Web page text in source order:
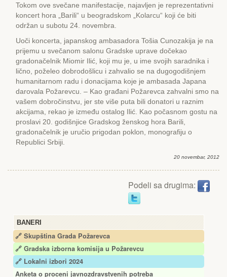
BANERI
🔗 Skupština Grada Požarevca
🔗 Gradska izborna komisija u Požarevcu
🔗 Lokalni izbori 2024
Anketa o proceni javnozdravstvenih potreba
Tokom ove svečane manifestacije, najavljen je reprezentativni
koncert hora „Barili“ u beogradskom „Kolarcu“ koji će biti
održan u subotu 24. novembra.
Uoči koncerta, japanskog ambasadora Tošia Cunozakija je na
prijemu u svečanom salonu Gradske uprave dočekao
gradonačelnik Miomir Ilić, koji mu je, u ime svojih saradnika i
lično, poželeo dobrodošlicu i zahvalio se na dugogodišnjem
humanitarnom radu i donacijama koje je ambasada Japana
darovala Požarevcu. – Kao građani Požarevca zahvalni smo na
vašem dobročinstvu, jer ste više puta bili donatori u raznim
akcijama, rekao je između ostalog Ilić. Kao počasnom gostu na
proslavi 20. godišnjice Gradskog ženskog hora Barili,
gradonačelnik je uručio prigodan poklon, monografiju o
Republici Srbiji.
20 novembar, 2012
Podeli sa drugima: